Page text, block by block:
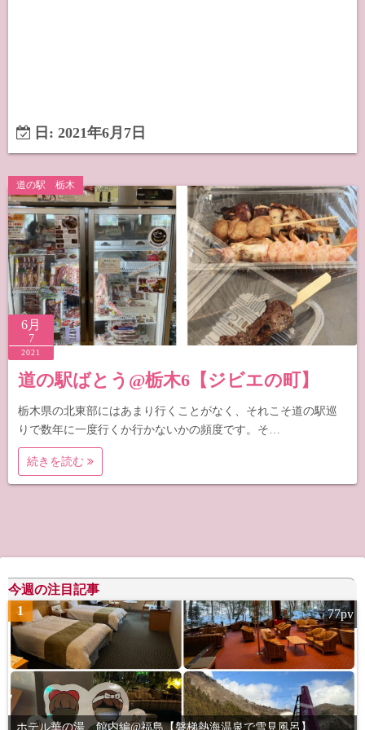
日: 2021年6月7日
道の駅 栃木
6月
7
2021
道の駅ばとう@栃木6【ジビエの町】
栃木県の北東部にはあまり行くことがなく、それこそ道の駅巡
りで数年に一度行くか行かないかの頻度です。そ…
続きを読む
今週の注目記事
1
ホテル華の湯 館内編@福島【磐梯熱海温泉で雪見風呂】
77pv